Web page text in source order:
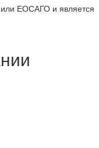
ЕОСАГО и является